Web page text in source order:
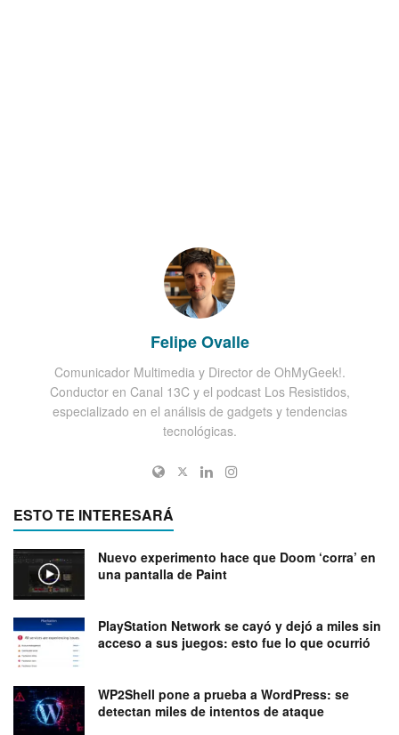
Felipe Ovalle
Comunicador Multimedia y Director de OhMyGeek!.
Conductor en Canal 13C y el podcast Los Resistidos,
especializado en el análisis de gadgets y tendencias
tecnológicas.
ESTO TE INTERESARÁ
Nuevo experimento hace que Doom ‘corra’ en
una pantalla de Paint
PlayStation Network se cayó y dejó a miles sin
acceso a sus juegos: esto fue lo que ocurrió
WP2Shell pone a prueba a WordPress: se
detectan miles de intentos de ataque